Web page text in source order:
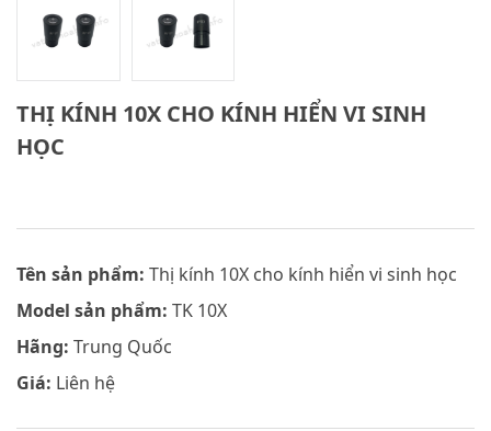
THỊ KÍNH 10X CHO KÍNH HIỂN VI SINH
HỌC
Tên sản phẩm: Thị kính 10X cho kính hiển vi sinh học
Model sản phẩm: TK 10X
Hãng: Trung Quốc
Giá: Liên hệ